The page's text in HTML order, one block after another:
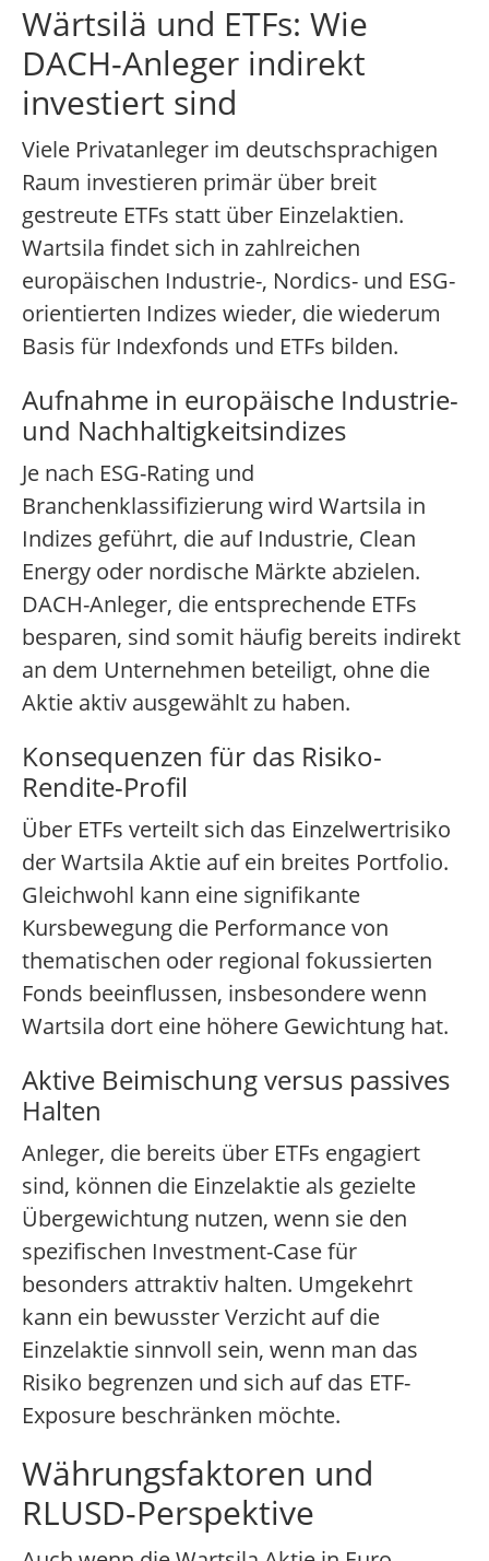
Wärtsilä und ETFs: Wie
DACH-Anleger indirekt
investiert sind
Viele Privatanleger im deutschsprachigen
Raum investieren primär über breit
gestreute ETFs statt über Einzelaktien.
Wartsila findet sich in zahlreichen
europäischen Industrie-, Nordics- und ESG-
orientierten Indizes wieder, die wiederum
Basis für Indexfonds und ETFs bilden.
Aufnahme in europäische Industrie-
und Nachhaltigkeitsindizes
Je nach ESG-Rating und
Branchenklassifizierung wird Wartsila in
Indizes geführt, die auf Industrie, Clean
Energy oder nordische Märkte abzielen.
DACH-Anleger, die entsprechende ETFs
besparen, sind somit häufig bereits indirekt
an dem Unternehmen beteiligt, ohne die
Aktie aktiv ausgewählt zu haben.
Konsequenzen für das Risiko-
Rendite-Profil
Über ETFs verteilt sich das Einzelwertrisiko
der Wartsila Aktie auf ein breites Portfolio.
Gleichwohl kann eine signifikante
Kursbewegung die Performance von
thematischen oder regional fokussierten
Fonds beeinflussen, insbesondere wenn
Wartsila dort eine höhere Gewichtung hat.
Aktive Beimischung versus passives
Halten
Anleger, die bereits über ETFs engagiert
sind, können die Einzelaktie als gezielte
Übergewichtung nutzen, wenn sie den
spezifischen Investment-Case für
besonders attraktiv halten. Umgekehrt
kann ein bewusster Verzicht auf die
Einzelaktie sinnvoll sein, wenn man das
Risiko begrenzen und sich auf das ETF-
Exposure beschränken möchte.
Währungsfaktoren und
RLUSD-Perspektive